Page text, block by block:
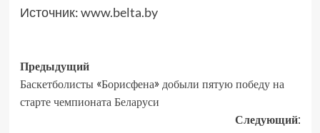
Источник:www.belta.by
Предыдущий
Баскетболисты «Борисфена» добыли пятую победу на
старте чемпионата Беларуси
Следующий: